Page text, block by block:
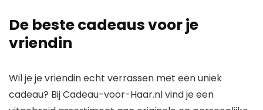
De beste cadeaus voor je
vriendin
Wil je je vriendin echt verrassen met een uniek
cadeau? Bij Cadeau-voor-Haar.nl vind je een